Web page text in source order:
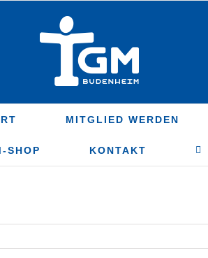
MITGLIED WERDEN
SHOP KONTAKT